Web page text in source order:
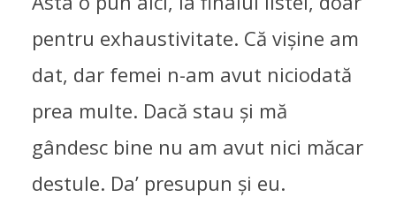
pentru exhaustivitate. Că vișine am
dat, dar femei n-am avut niciodată
prea multe. Dacă stau și mă
gândesc bine nu am avut nici măcar
destule. Da’ presupun și eu.